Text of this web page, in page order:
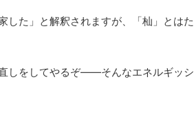
した」と解釈されますが、「杣」とはた
しをしてやるぞ――そんなエネルギッシ